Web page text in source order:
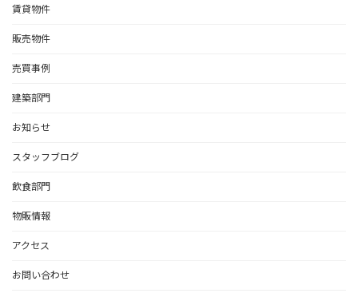
賃貸物件
販売物件
売買事例
建築部門
お知らせ
スタッフブログ
飲食部門
物販情報
アクセス
お問い合わせ